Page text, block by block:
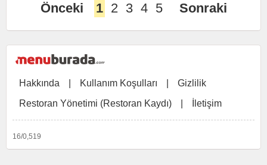
Önceki 1 2 3 4 5 Sonraki
Hakkında Kullanım Koşulları
Gizlilik
Restoran Yönetimi (Restoran Kaydı)
İletişim
16/0,519